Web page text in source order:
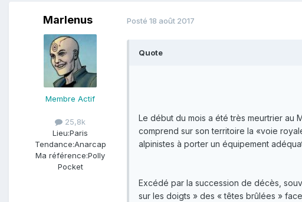
Marlenus
Membre Actif
25,8k
Lieu:Paris
Tendance:Anarcap
Ma référence:Polly
Pocket
Posté 18 août 2017
Quote
Le début du mois a été très meurtrier au
comprend sur son territoire la «voie
alpinistes à porter un équipement
Excédé par la succession de décès,
sur les doigts » des « têtes brûlées »